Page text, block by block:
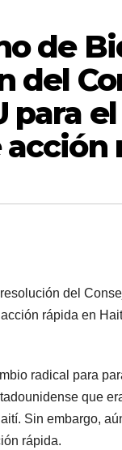
de
del
para
del
rápida en
radical para
que
Sin embargo,
rápida.